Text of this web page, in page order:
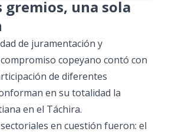
una sola
de juramentación y
copeyano contó con
de diferentes
en su totalidad la
en el Táchira.
en cuestión fueron: el